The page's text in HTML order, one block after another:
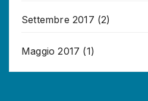
Settembre 2017 (2)
Maggio 2017 (1)